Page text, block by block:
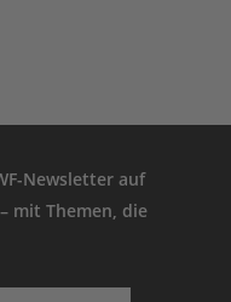
Newsletter auf
mit Themen, die